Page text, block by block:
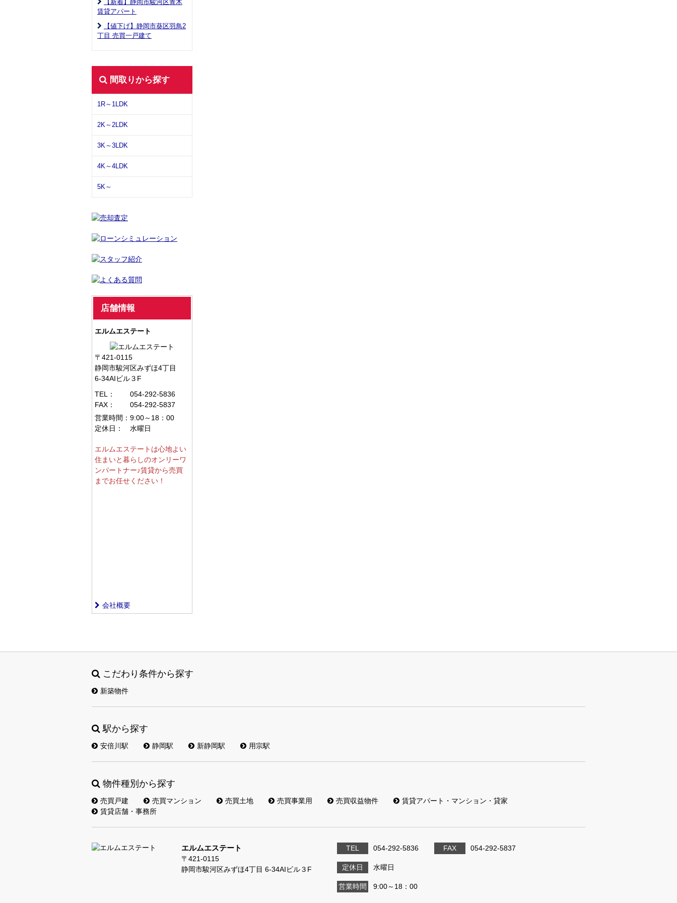
【新着】静岡市駿河区青木
賃貸アパート
【値下げ】静岡市葵区羽鳥2
丁目 売買一戸建て
間取りから探す
1R～1LDK
2K～2LDK
3K～3LDK
4K～4LDK
5K～
店舗情報
エルムエステート
〒421-0115
静岡市駿河区みずほ4丁目
6-34AIビル３F
TEL：
054-292-5836
FAX：
054-292-5837
営業時間： 9:00～18：00
定休日：
水曜日
エルムエステートは心地よい
住まいと暮らしのオンリーワ
ンパートナー♪賃貸から売買
までお任せください！
会社概要
こだわり条件から探す
新築物件
駅から探す
安倍川駅 静岡駅 新静岡駅 用宗駅
物件種別から探す
売買戸建 売買マンション 売買土地 売買事業用 売買収益物件
賃貸アパート・マンション・貸家
賃貸店舗・事務所
エルムエステート
〒421-0115
静岡市駿河区みずほ4丁目 6-34AIビル３F
TEL 054-292-5836 FAX 054-292-5837
定休日 水曜日
営業時間 9:00～18：00